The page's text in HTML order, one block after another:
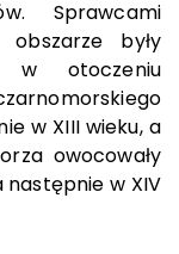
Sprawcami
były
w otoczeniu
w XIII wieku, a
owocowały
następnie w XIV